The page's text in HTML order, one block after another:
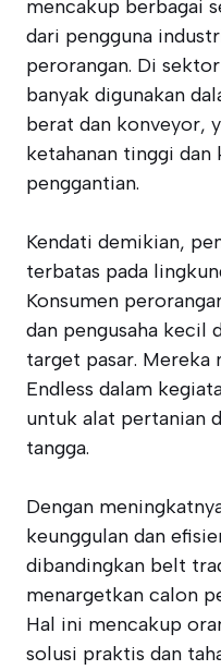
mencakup berbagai
dari pengguna
perorangan. Di
banyak digunakan
berat dan konveyor,
ketahanan tinggi dan
penggantian.
Kendati demikian,
terbatas pada
Konsumen
dan pengusaha kecil
target pasar. Mereka
Endless dalam
untuk alat pertanian
tangga.
Dengan
keunggulan dan
dibandingkan belt
menargetkan calon
Hal ini mencakup
solusi praktis dan